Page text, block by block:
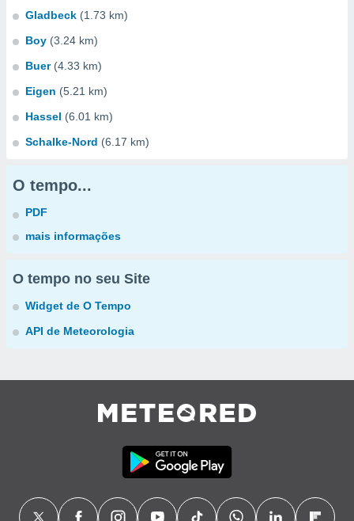
Gladbeck (1.73 km)
Boy (3.24 km)
Buer (4.33 km)
Eigen (5.21 km)
Hassel (6.01 km)
Schalke-Nord (6.17 km)
O tempo...
PDF
mais informações
O tempo no seu Site
Widget de O Tempo
API de Meteorologia